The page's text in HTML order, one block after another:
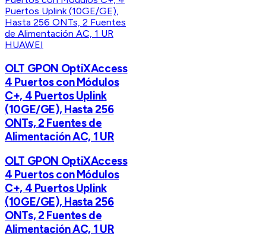
HUAWEI
OLT GPON OptiXAccess
4 Puertos con Módulos
C+, 4 Puertos Uplink
(10GE/GE), Hasta 256
ONTs, 2 Fuentes de
Alimentación AC, 1 UR
OLT GPON OptiXAccess
4 Puertos con Módulos
C+, 4 Puertos Uplink
(10GE/GE), Hasta 256
ONTs, 2 Fuentes de
Alimentación AC, 1 UR